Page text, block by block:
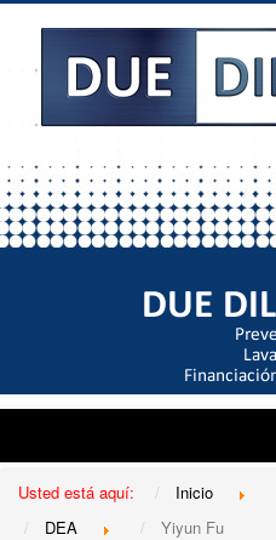
Usted está aquí: Inicio
DEA
Yiyun Fu